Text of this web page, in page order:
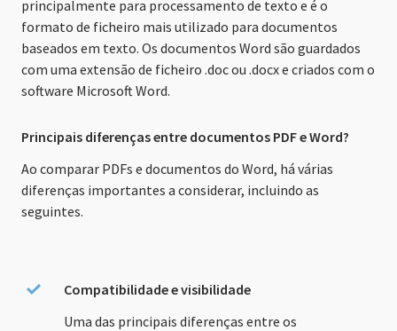
principalmente para processamento de texto e é o
formato de ficheiro mais utilizado para documentos
baseados em texto. Os documentos Word são guardados
com uma extensão de ficheiro .doc ou .docx e criados com o
software Microsoft Word.
Principais diferenças entre documentos PDF e Word?
Ao comparar PDFs e documentos do Word, há várias
diferenças importantes a considerar, incluindo as
seguintes.
Compatibilidade e visibilidade
Uma das principais diferenças entre os